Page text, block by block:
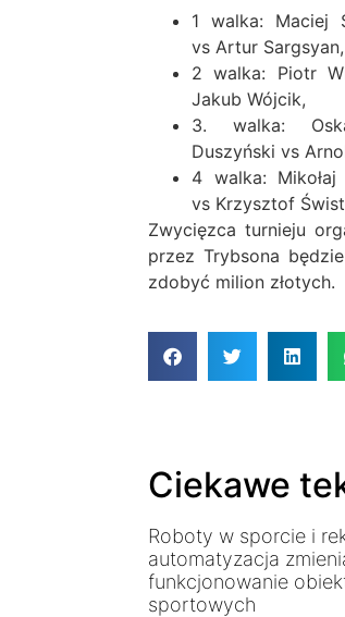
1 walka: Maciej
vs Artur Sargsyan,
2 walka: Piotr
Jakub Wójcik,
3. walka:
Duszyński vs
4 walka: Mikołaj
vs Krzysztof
Zwycięzca turnieju
przez Trybsona
zdobyć milion złotych.
Ciekawe
Roboty w sporcie i
automatyzacja
funkcjonowanie
sportowych